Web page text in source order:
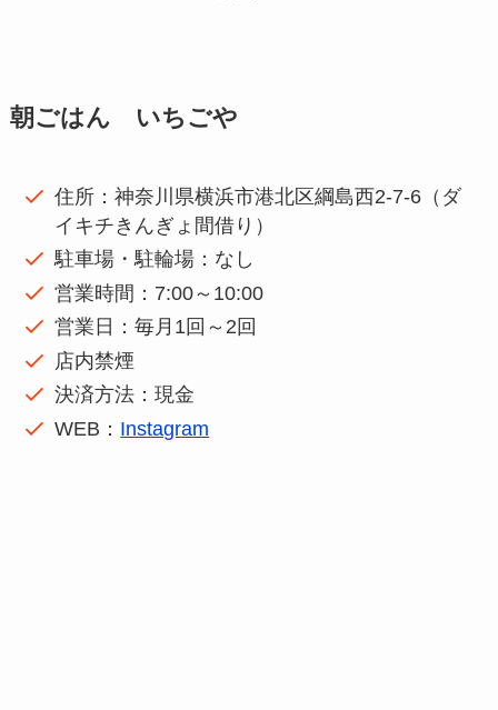
朝ごはん いちごや
住所：神奈川県横浜市港北区綱島西2-7-6（ダ
イキチきんぎょ間借り）
駐車場・駐輪場：なし
営業時間：7:00～10:00
営業日：毎月1回～2回
店内禁煙
決済方法：現金
WEB： Instagram